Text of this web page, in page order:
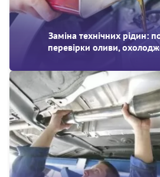
Заміна технічних рідин:
перевірки оливи,